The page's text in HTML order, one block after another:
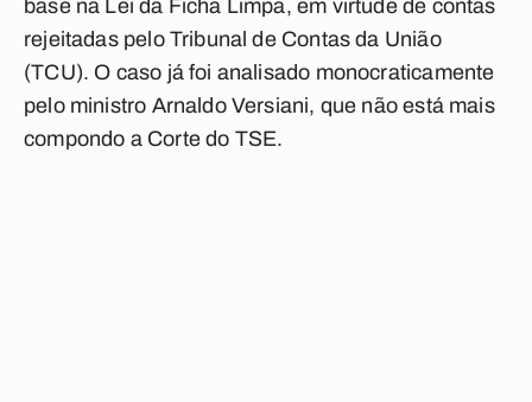
base na Lei da Ficha Limpa, em virtude de contas
rejeitadas pelo Tribunal de Contas da União
(TCU). O caso já foi analisado monocraticamente
pelo ministro Arnaldo Versiani, que não está mais
compondo a Corte do TSE.